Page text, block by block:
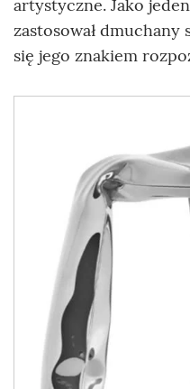
artystyczne. Jako
zastosował
się jego znakiem